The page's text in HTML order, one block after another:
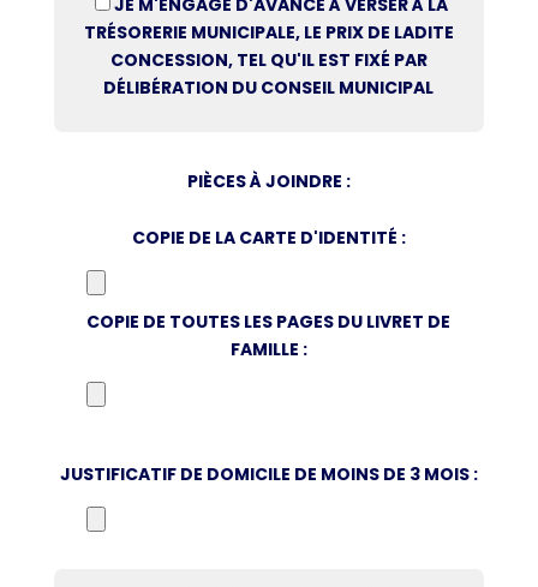
JE M'ENGAGE D'AVANCE À VERSER À LA
TRÉSORERIE MUNICIPALE, LE PRIX DE LADITE
CONCESSION, TEL QU'IL EST FIXÉ PAR
DÉLIBÉRATION DU CONSEIL MUNICIPAL
PIÈCES À JOINDRE :
COPIE DE LA CARTE D'IDENTITÉ :
COPIE DE TOUTES LES PAGES DU LIVRET DE
FAMILLE :
JUSTIFICATIF DE DOMICILE DE MOINS DE 3 MOIS :